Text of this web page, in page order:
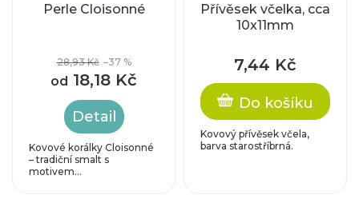
Perle Cloisonné
28,93 Kč –37 %
od 18,18 Kč
Detail
Kovové korálky Cloisonné
– tradiční smalt s
motivem...
Přívěsek včelka, cca
10x11mm
7,44 Kč
Do košíku
Kovový přívěsek včela,
barva starostříbrná.